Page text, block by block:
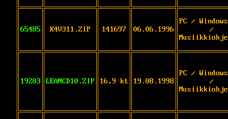
65485 K4V311.ZIP 141697 06.06.1996
PC /
/
19203 LEANCD10.ZIP 16,9 kt 19.08.1998
PC /
/